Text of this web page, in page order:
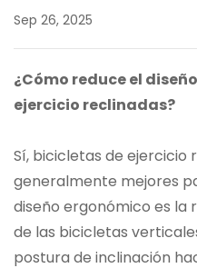
Sep 26, 2025
¿Cómo reduce el
ejercicio reclinadas?
Sí, bicicletas de ejercicio
generalmente mejores
diseño ergonómico es la
de las bicicletas
postura de inclinación